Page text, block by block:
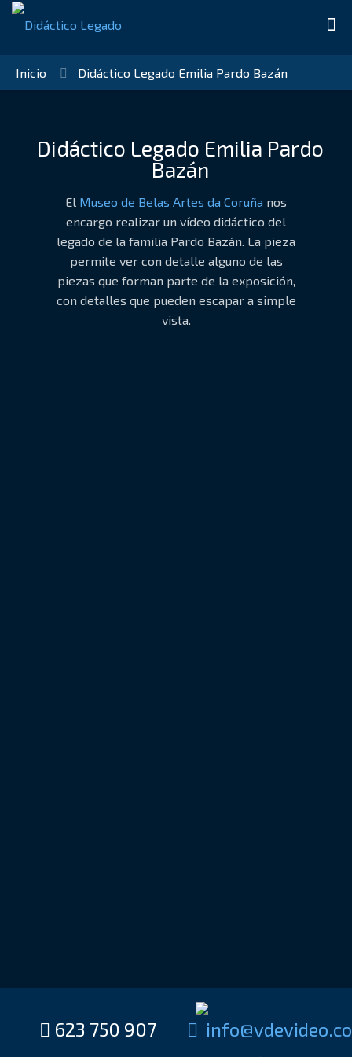
Inicio Didáctico Legado Emilia Pardo Bazán
Didáctico Legado Emilia Pardo
Bazán
El Museo de Belas Artes da Coruña nos
encargo realizar un vídeo didáctico del
legado de la familia Pardo Bazán. La pieza
permite ver con detalle alguno de las
piezas que forman parte de la exposición,
con detalles que pueden escapar a simple
vista.
623 750 907